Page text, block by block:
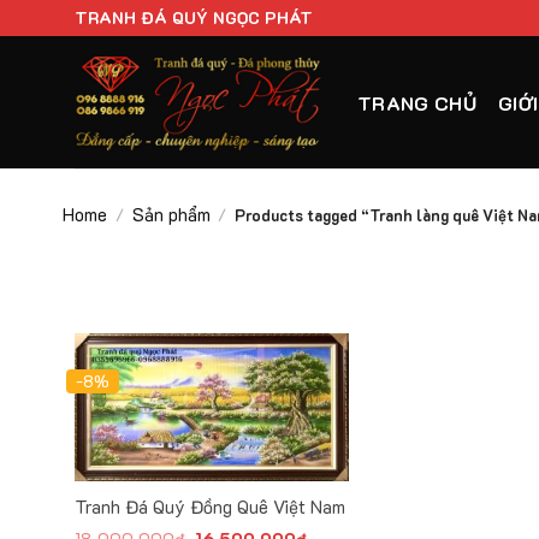
đến
TRANH ĐÁ QUÝ NGỌC PHÁT
TRANG CHỦ
Home / Sản phẩm / Products tagged “Tranh làng quê Việt
-8%
Tranh Đá Quý Đồng Quê Việt Nam